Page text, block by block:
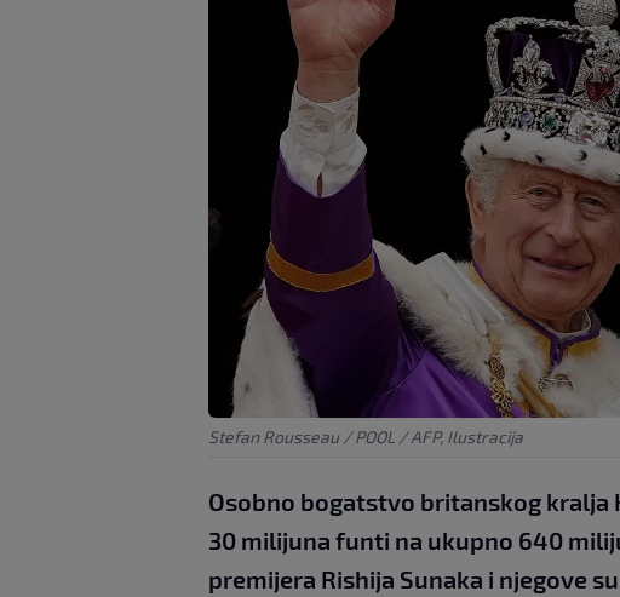
Stefan Rousseau / POOL / AFP, Ilustracija
Osobno bogatstvo britanskog kralja
30 milijuna funti na ukupno 640
premijera Rishija Sunaka i njegove